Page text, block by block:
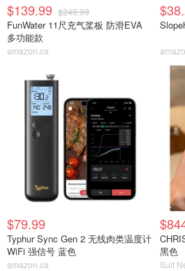
$139.99 $249.99
FunWater 11尺充气桨板 防滑EVA
多功能款
amazon.ca
$79.99
Typhur Sync Gen 2 无线肉类温度计
WiFi 强信号 蓝色
amazon.ca
黑色
Suit